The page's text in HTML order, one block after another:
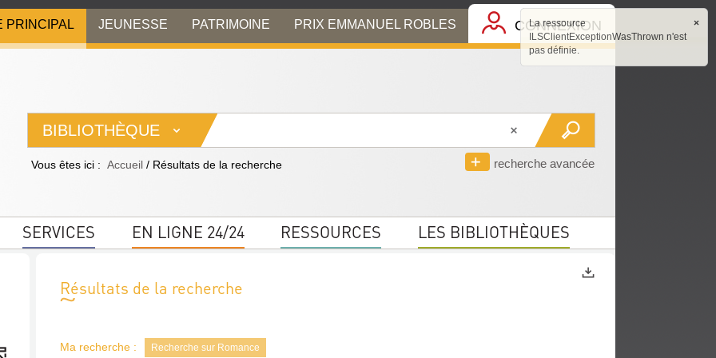
PRINCIPAL JEUNESSE PATRIMOINE PRIX EMMANUEL ROBLES CONNEXION
BIBLIOTHÈQUE
recherche avancée
Vous êtes ici : Accueil / Résultats de la recherche
SERVICES EN LIGNE 24/24 RESSOURCES LES BIBLIOTHÈQUES
Résultats de la recherche
Ma recherche : Recherche sur Romance
×
La ressource
ILSClientExceptionWasThrown n'est
pas définie.